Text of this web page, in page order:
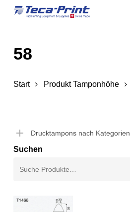
Skip
content
58
Start Produkt Tamponhöhe
Drucktampons nach Kategorien
Suchen